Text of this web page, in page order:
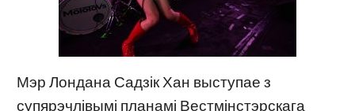
Мэр Лондана Садзік Хан выступае з